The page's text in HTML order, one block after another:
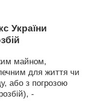
України
майном,
для життя чи
або з погрозою
-